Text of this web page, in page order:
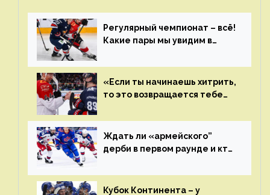
Регулярный чемпионат – всё!
Какие пары мы увидим в
«Если ты начинаешь хитрить,
то это возвращается тебе
Ждать ли «армейского”
дерби в первом раунде и кто
Главные интриги последнего
дня «регулярки” КХЛ
Кубок Континента – у